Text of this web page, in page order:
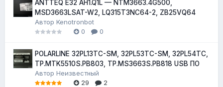
ANTTEQ E32 AH1.Q1L — NTM3663.4G500,
MSD3663LSAT-W2, LQ315T3NC64-2, ZB25VQ64
Автор Kenotronbot
0
0
POLARLINE 32PL13TC-SM, 32PL53TC-SM, 32PL54TC,
TP.MTK5510S.PB803, TP.MS3663S.PB818 USB ПО
Автор Неизвестный
29
2